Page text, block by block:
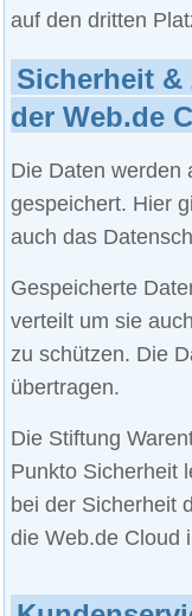
auf den dritten
Sicherheit
der Web.de
Die Daten werden
gespeichert. Hier
auch das
Gespeicherte
verteilt um sie
zu schützen. Die
übertragen.
Die Stiftung
Punkto Sicherheit
bei der Sicherheit
die Web.de Cloud